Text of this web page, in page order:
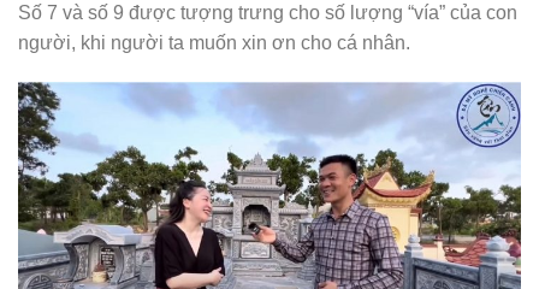
Số 7 và số 9 được tượng trưng cho số lượng “vía” của con
người, khi người ta muốn xin ơn cho cá nhân.